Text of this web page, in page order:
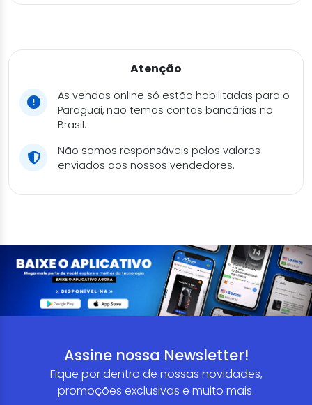
Atenção
As vendas online só estão habilitadas para o
Paraguai, não temos contas bancárias no
Brasil.
Não somos responsáveis pelos valores
enviados aos nossos vendedores.
Assine nossa Newsletter!
Fique por dentro de nossas novidades,
promoções exclusivas e muito mais.